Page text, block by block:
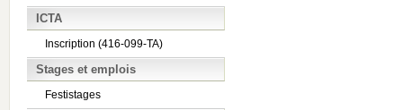
ICTA
Inscription (416-099-TA)
Stages et emplois
Festistages